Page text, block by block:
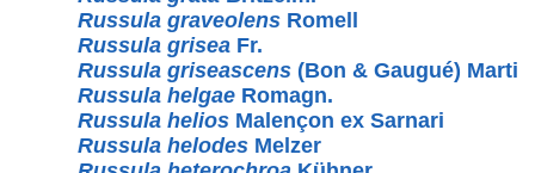
Russula graveolens Romell
Russula grisea Fr.
Russula griseascens (Bon & Gaugué) Marti
Russula helgae Romagn.
Russula helios Malençon ex Sarnari
Russula helodes Melzer